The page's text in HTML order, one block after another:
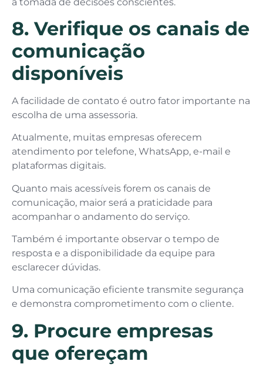
8. Verifique os canais de
comunicação
disponíveis
A facilidade de contato é outro fator importante na
escolha de uma assessoria.
Atualmente, muitas empresas oferecem
atendimento por telefone, WhatsApp, e-mail e
plataformas digitais.
Quanto mais acessíveis forem os canais de
comunicação, maior será a praticidade para
acompanhar o andamento do serviço.
Também é importante observar o tempo de
resposta e a disponibilidade da equipe para
esclarecer dúvidas.
Uma comunicação eficiente transmite segurança
e demonstra comprometimento com o cliente.
9. Procure empresas
que ofereçam